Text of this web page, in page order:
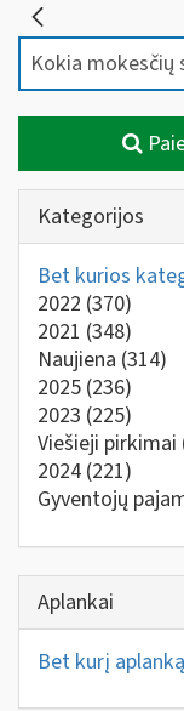
Kategorijos
Bet kurios
2022 (370)
2021 (348)
Naujiena (314)
2025 (236)
2023 (225)
Viešieji pirkimai
2024 (221)
Gyventojų
Aplankai
Bet kurį aplanką